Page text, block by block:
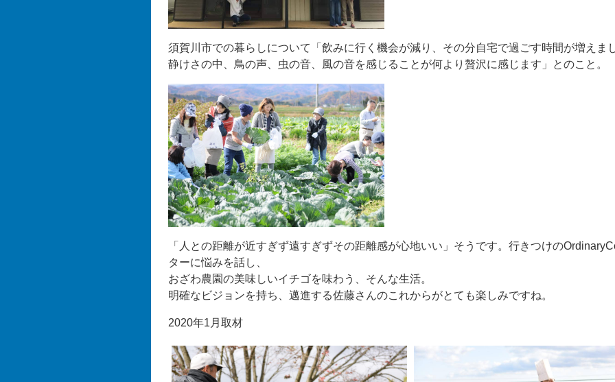
須賀川市での暮らしについて「飲みに行く機会が減り、その分自宅で過ごす時間が増えまし
静けさの中、鳥の声、虫の音、風の音を感じることが何より贅沢に感じます」とのこと。
「人との距離が近すぎず遠すぎずその距離感が心地いい」そうです。行きつけの
ターに悩みを話し、
おざわ農園の美味しいイチゴを味わう、そんな生活。
明確なビジョンを持ち、邁進する佐藤さんのこれからがとても楽しみですね。
2020年1月取材